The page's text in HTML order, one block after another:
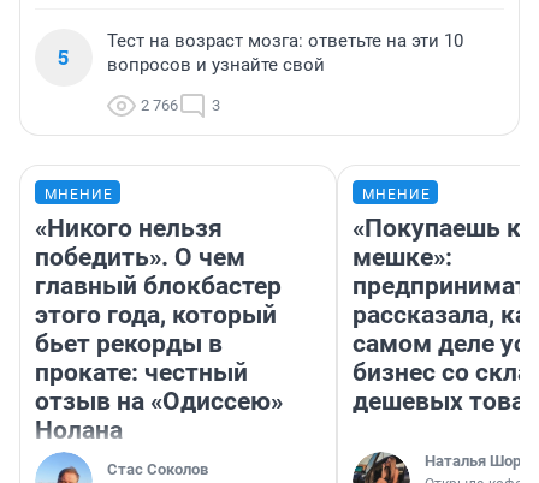
5
Тест на возраст мозга: ответьте на эти 10
вопросов и узнайте свой
2 766 3
МНЕНИЕ
«Никого нельзя
победить». О чем
главный блокбастер
этого года, который
бьет рекорды в
прокате: честный
отзыв на «Одиссею»
Нолана
Стас Соколов
МНЕНИЕ
«Покупаешь
мешке»:
рассказала,
самом деле
бизнес со
дешевых
Наталья